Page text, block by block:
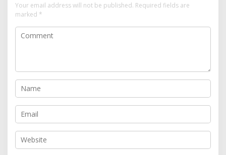
Your email address will not be published. Required fields are
marked *